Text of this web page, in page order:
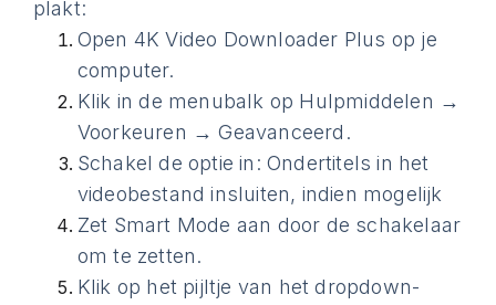
plakt:
Open 4K Video Downloader Plus op je
computer.
Klik in de menubalk op Hulpmiddelen →
Voorkeuren → Geavanceerd.
Schakel de optie in: Ondertitels in het
videobestand insluiten, indien mogelijk
Zet Smart Mode aan door de schakelaar
om te zetten.
Klik op het pijltje van het dropdown-